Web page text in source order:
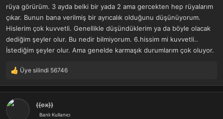
rüya görürüm. 3 ayda belki bir yada 2 ama gercekten hep rüyalarım
çıkar. Bunun bana verilmiş bir ayrıcalık olduğunu düşünüyorum.
Hislerim çok kuvvetli. Genellikle düşündüklerim ya da böyle olacak
dediğim şeyler olur. Bu nedir bilmiyorum. 6.hissim mi kuvvetli..
İstediğim şeyler olur. Ama genelde karmaşık durumlarım çok oluyor.
T
p
k
Üye silindi 56746
((ex))
Banlı Kullanıcı